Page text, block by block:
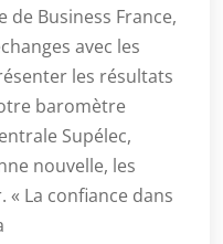
de Business France,
avec les
les résultats
baromètre
Supélec,
nouvelle, les
La confiance dans